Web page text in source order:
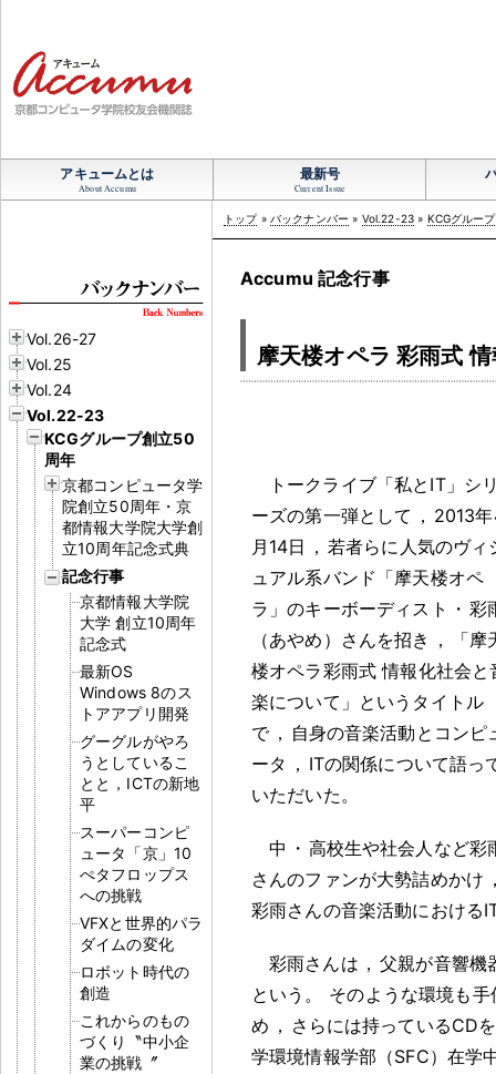
アキュームとは
About Accumu
最新号
Current Issue
Vol.26-27
Vol.25
Vol.24
Vol.22-23
KCGグループ創立50
周年
京都コンピュータ学
院創立50周年・京
都情報大学院大学創
立10周年記念式典
記念行事
京都情報大学院
大学 創立10周年
記念式
最新OS
Windows 8のス
トアアプリ開発
グーグルがやろ
うとしているこ
とと，ICTの新地
平
スーパーコンピ
ュータ「京」10
ぺタフロップス
への挑戦
VFXと世界的パラ
ダイムの変化
ロボット時代の
創造
これからのもの
づくり〝中小企
業の挑戦〞
トップ» バックナンバー » Vol.22-23 » KCGグルー
Accumu 記念行事
摩天楼オペラ 彩雨式
トークライブ「私とIT」シ
ーズの第一弾として ， 2013
月14日 ， 若者らに人気のヴィ
ュアル系バンド「摩天楼オペ
ラ」のキーボーディスト ・ 彩
（あやめ）さんを招き ，
「摩
楼オペラ彩雨式 情報化社会と
楽について」というタイトル
で ， 自身の音楽活動とコンピ
ータ ， ITの関係について語っ
いただいた 。
中 ・ 高校生や社会人など彩
さんのファンが大勢詰めかけ
彩雨さんの音楽活動における
彩雨さんは ， 父親が音響機
という 。
そのような環境も
め ， さらには持っているCD
学環境情報学部（SFC）在学